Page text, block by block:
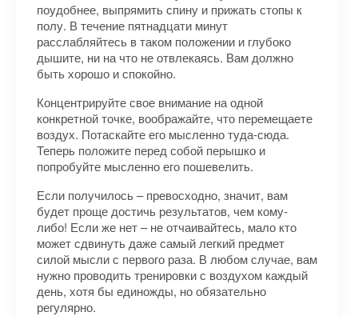
поудобнее, выпрямить спину и прижать стопы к
полу. В течение пятнадцати минут
расслабляйтесь в таком положении и глубоко
дышите, ни на что не отвлекаясь. Вам должно
быть хорошо и спокойно.
Концентрируйте свое внимание на одной
конкретной точке, воображайте, что перемещаете
воздух. Потаскайте его мысленно туда-сюда.
Теперь положите перед собой перышко и
попробуйте мысленно его пошевелить.
Если получилось – превосходно, значит, вам
будет проще достичь результатов, чем кому-
либо! Если же нет – не отчаивайтесь, мало кто
может сдвинуть даже самый легкий предмет
силой мысли с первого раза. В любом случае, вам
нужно проводить тренировки с воздухом каждый
день, хотя бы единожды, но обязательно
регулярно.